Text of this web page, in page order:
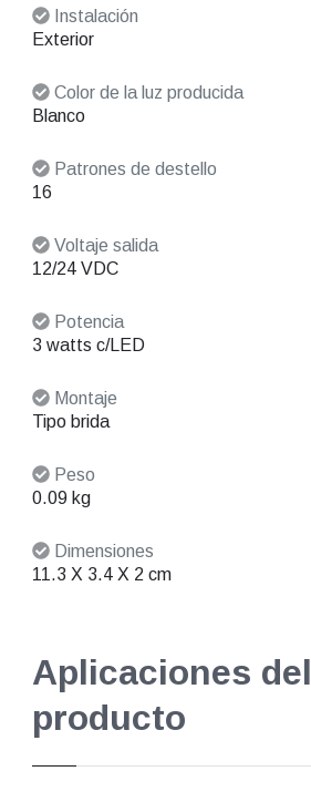
Instalación
Exterior
Color de la luz producida
Blanco
Patrones de destello
16
Voltaje salida
12/24 VDC
Potencia
3 watts c/LED
Montaje
Tipo brida
Peso
0.09 kg
Dimensiones
11.3 X 3.4 X 2 cm
Aplicaciones del
producto